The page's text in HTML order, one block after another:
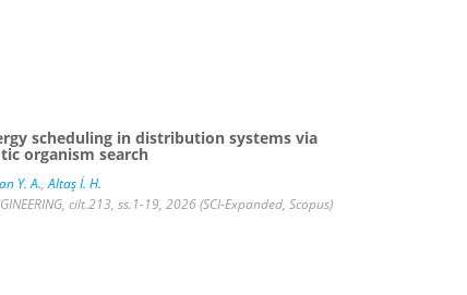
scheduling in distribution systems via
organism search
Y. A.,Altaş İ. H.
cilt.213, ss.1-19, 2026 (SCI-Expanded, Scopus)